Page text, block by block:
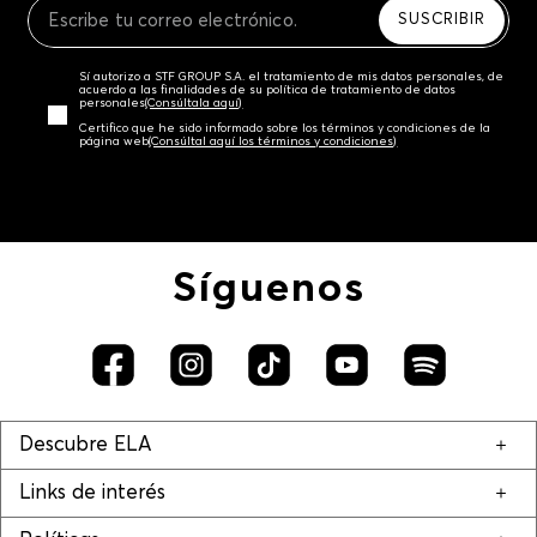
SUSCRIBIR
Sí autorizo a STF GROUP S.A. el tratamiento de mis datos personales, de
acuerdo a las finalidades de su política de tratamiento de datos
personales‎(Consúltala aquí)
Certifico que he sido informado sobre los términos y condiciones de la
página web‎(Consúltal aquí los términos y condiciones)
Síguenos
Descubre ELA
Links de interés